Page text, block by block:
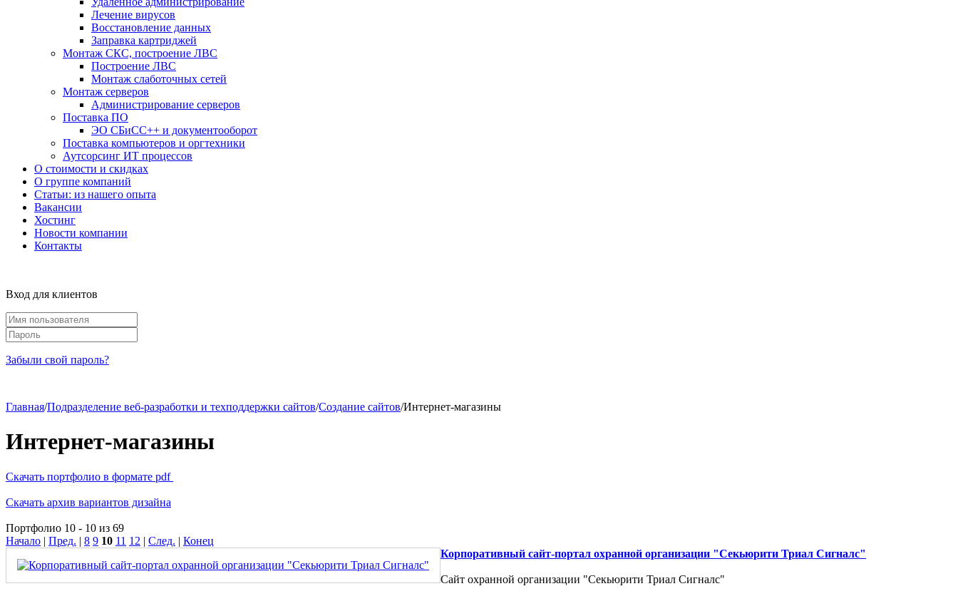
Лечение вирусов
Восстановление данных
Заправка картриджей
Монтаж СКС, построение ЛВС
Построение ЛВС
Монтаж слаботочных сетей
Монтаж серверов
Администрирование серверов
Поставка ПО
ЭО СБиСС++ и документооборот
Поставка компьютеров и оргтехники
Аутсорсинг ИТ процессов
О стоимости и скидках
О группе компаний
Статьи: из нашего опыта
Вакансии
Хостинг
Новости компании
Контакты
Вход для клиентов
Забыли свой пароль?
Главная/Подразделение веб-разработки и техподдержки сайтов/Создание сайтов/Интернет-магазины
Интернет-магазины
Скачать портфолио в формате pdf
Скачать архив вариантов дизайна
Портфолио 10 - 10 из 69
Начало | Пред. | 8 9 10 11 12 | След. | Конец
Корпоративный сайт-портал охранной организации "Секьюрити Триал Сигналс"
Сайт охранной организации "Секьюрити Триал Сигналс"